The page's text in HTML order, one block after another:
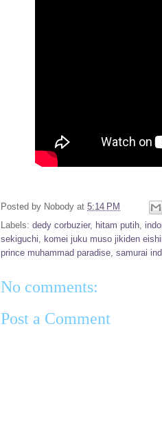
Posted by Nobody at 5:14 PM
Labels: dedy corbuzier, hitam putih
sekiguchi
komei juku muso jikiden
prince muhammad paradise samurai
No comments:
Post a Comment